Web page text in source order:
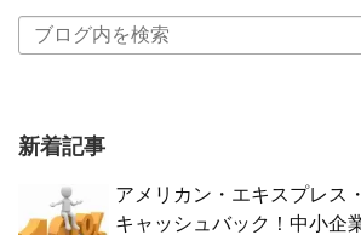
新着記事
アメリカン・エキスプレス
キャッシュバック！中小企